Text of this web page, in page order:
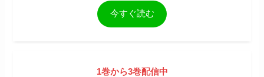
今すぐ読む
1巻から3巻配信中